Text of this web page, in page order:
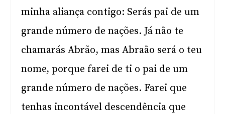
minha aliança contigo: Serás pai de um
grande número de nações. Já não te
chamarás Abrão, mas Abraão será o teu
nome, porque farei de ti o pai de um
grande número de nações. Farei que
tenhas incontável descendência que